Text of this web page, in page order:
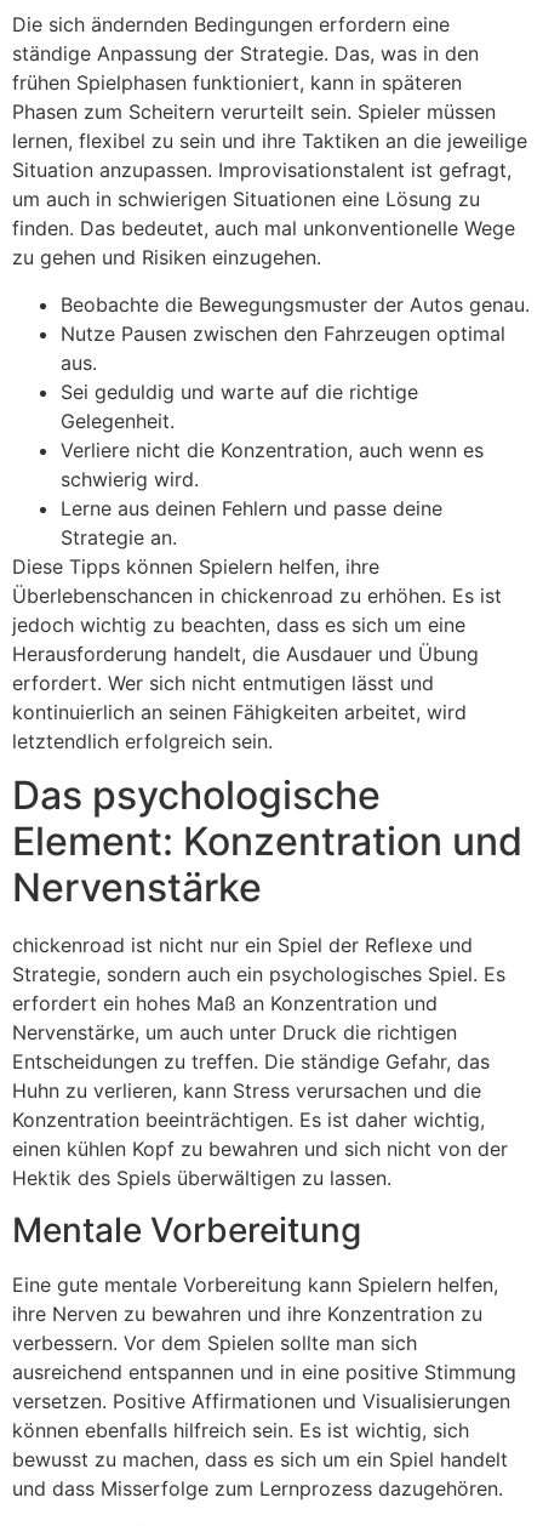
Die sich ändernden Bedingungen erfordern eine
ständige Anpassung der Strategie. Das, was in den
frühen Spielphasen funktioniert, kann in späteren
Phasen zum Scheitern verurteilt sein. Spieler müssen
lernen, flexibel zu sein und ihre Taktiken an die jeweilige
Situation anzupassen. Improvisationstalent ist gefragt,
um auch in schwierigen Situationen eine Lösung zu
finden. Das bedeutet, auch mal unkonventionelle Wege
zu gehen und Risiken einzugehen.
Beobachte die Bewegungsmuster der Autos genau.
Nutze Pausen zwischen den Fahrzeugen optimal
aus.
Sei geduldig und warte auf die richtige
Gelegenheit.
Verliere nicht die Konzentration, auch wenn es
schwierig wird.
Lerne aus deinen Fehlern und passe deine
Strategie an.
Diese Tipps können Spielern helfen, ihre
Überlebenschancen in chickenroad zu erhöhen. Es ist
jedoch wichtig zu beachten, dass es sich um eine
Herausforderung handelt, die Ausdauer und Übung
erfordert. Wer sich nicht entmutigen lässt und
kontinuierlich an seinen Fähigkeiten arbeitet, wird
letztendlich erfolgreich sein.
Das psychologische
Element: Konzentration und
Nervenstärke
chickenroad ist nicht nur ein Spiel der Reflexe und
Strategie, sondern auch ein psychologisches Spiel. Es
erfordert ein hohes Maß an Konzentration und
Nervenstärke, um auch unter Druck die richtigen
Entscheidungen zu treffen. Die ständige Gefahr, das
Huhn zu verlieren, kann Stress verursachen und die
Konzentration beeinträchtigen. Es ist daher wichtig,
einen kühlen Kopf zu bewahren und sich nicht von der
Hektik des Spiels überwältigen zu lassen.
Mentale Vorbereitung
Eine gute mentale Vorbereitung kann Spielern helfen,
ihre Nerven zu bewahren und ihre Konzentration zu
verbessern. Vor dem Spielen sollte man sich
ausreichend entspannen und in eine positive Stimmung
versetzen. Positive Affirmationen und Visualisierungen
können ebenfalls hilfreich sein. Es ist wichtig, sich
bewusst zu machen, dass es sich um ein Spiel handelt
und dass Misserfolge zum Lernprozess dazugehören.